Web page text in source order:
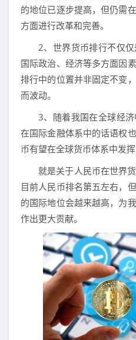
的地位已逐步提高，但仍需
方面进行改革和完善。
2、世界货币排行不仅
国际政治、经济等多方面因
排行中的位置并非固定不变
而波动。
3、随着我国在全球经
在国际金融体系中的话语权
币有望在全球货币体系中发挥
就是关于人民币在世界
目前人民币排名第五左右，
的国际地位会越来越高，为
作出更大贡献。